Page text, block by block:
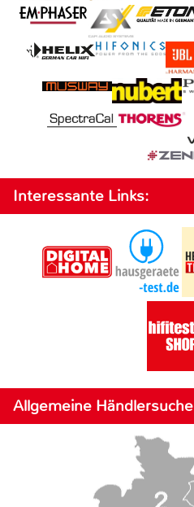
Interessante Links:
Allgemeine Händlersuche